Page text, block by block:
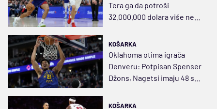
Tera ga da potroši
32.000.000 dolara više nego
KOŠARKA
Oklahoma otima igrača
Denveru: Potpisan Spenser
Džons, Nagetsi imaju 48 sati
KOŠARKA